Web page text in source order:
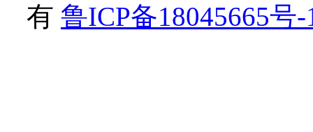
有 鲁ICP备18045665号-